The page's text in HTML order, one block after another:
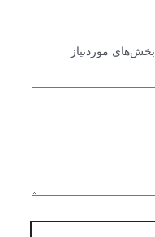
بخش‌های موردنیاز